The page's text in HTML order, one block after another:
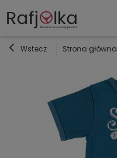
Wstecz Strona główna